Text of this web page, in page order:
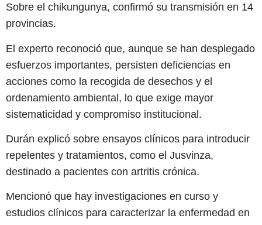
Sobre el chikungunya, confirmó su transmisión en 14
provincias.
El experto reconoció que, aunque se han desplegado
esfuerzos importantes, persisten deficiencias en
acciones como la recogida de desechos y el
ordenamiento ambiental, lo que exige mayor
sistematicidad y compromiso institucional.
Durán explicó sobre ensayos clínicos para introducir
repelentes y tratamientos, como el Jusvinza,
destinado a pacientes con artritis crónica.
Mencionó que hay investigaciones en curso y
estudios clínicos para caracterizar la enfermedad en